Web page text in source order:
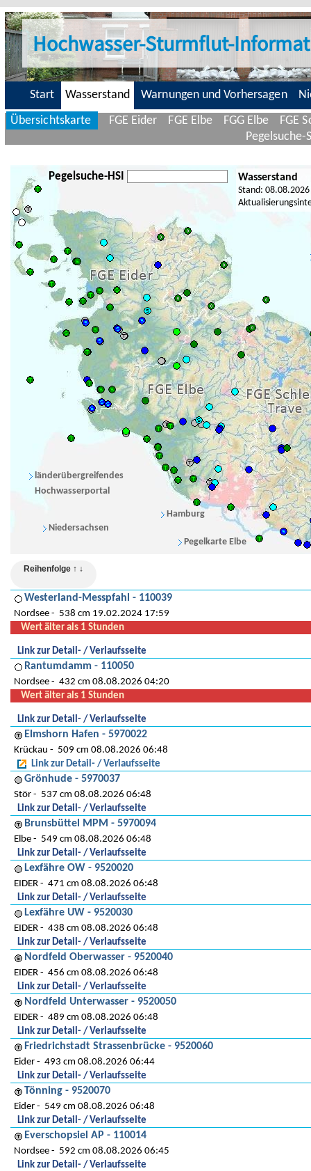
Hochwasser-Sturmflut-
Start Wasserstand Warnungen und Vorhersagen
Übersichtskarte
FGE Eider FGE Elbe FGG Elbe
FGE
Pegelsuche-
Pegelsuche-HSI
Reihenfolge ↑ ↓
Westerland-Messpfahl - 110039
Nordsee
538 cm 19.02.2024 17:59
Wert älter als 1 Stunden
Link zur Detail- / Verlaufsseite
Rantumdamm - 110050
Nordsee
432 cm 08.08.2026 04:20
Wert älter als 1 Stunden
Link zur Detail- / Verlaufsseite
Elmshorn Hafen - 5970022
Krückau
509 cm 08.08.2026 06:48
Link zur Detail- / Verlaufsseite
Grönhude - 5970037
Stör
537 cm 08.08.2026 06:48
Link zur Detail- / Verlaufsseite
Brunsbüttel MPM - 5970094
Elbe
549 cm 08.08.2026 06:48
Link zur Detail- / Verlaufsseite
Lexfähre OW - 9520020
EIDER
471 cm 08.08.2026 06:48
Link zur Detail- / Verlaufsseite
Lexfähre UW - 9520030
EIDER
438 cm 08.08.2026 06:48
Link zur Detail- / Verlaufsseite
Nordfeld Oberwasser - 9520040
EIDER
456 cm 08.08.2026 06:48
Link zur Detail- / Verlaufsseite
Nordfeld Unterwasser - 9520050
EIDER
489 cm 08.08.2026 06:48
Link zur Detail- / Verlaufsseite
Friedrichstadt Strassenbrücke - 9520060
Eider
493 cm 08.08.2026 06:44
Link zur Detail- / Verlaufsseite
Tönning - 9520070
Eider
549 cm 08.08.2026 06:48
Link zur Detail- / Verlaufsseite
Everschopsiel AP - 110014
Nordsee
592 cm 08.08.2026 06:45
Link zur Detail- / Verlaufsseite
Wasserstand
Stand:
Pegelkarte Elbe
Niedersachsen
Hamburg
länderübergreifendes
Hochwasserportal